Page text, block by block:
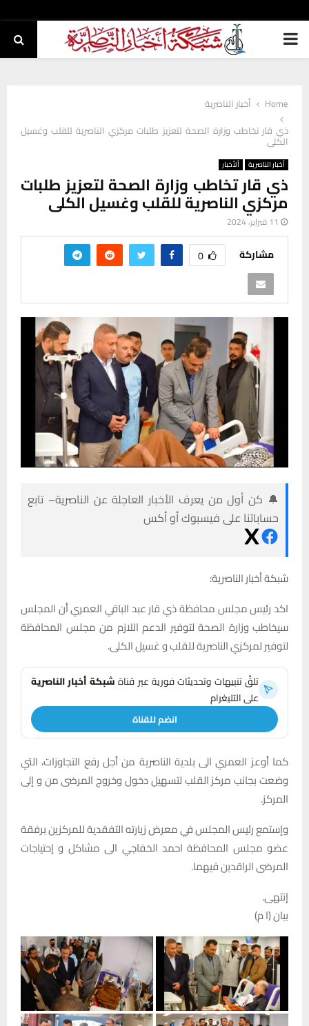
PRIMARY
Home
أخبار الناصرية
ذي قار تخاطب وزارة الصحة لتعزيز طلبات مركزي الناصرية للقلب وغسيل
الكلى
أخبار الناصرية ألأخبار
ذي قار تخاطب وزارة الصحة لتعزيز طلبات
مركزي الناصرية للقلب وغسيل الكلى
11 فبراير، 2024
مشاركة 0
🔔 كن أول من يعرف الأخبار العاجلة عن الناصرية– تابع
حساباتنا على فيسبوك أو أكس
شبكة أخبار الناصرية:
اكد رئيس مجلس محافظة ذي قار عبد الباقي العمري أن المجلس
سيخاطب وزارة الصحة لتوفير الدعم اللازم من مجلس المحافظة
لتوفير لمركزي الناصرية للقلب و غسيل الكلى.
تلقَّ تنبيهات وتحديثات فورية عبر قناةشبكة أخبار الناصرية
على التليغرام
انضم للقناة
كما أوعز العمري الى بلدية الناصرية من أجل رفع التجاوزات، التي
وضعت بجانب مركز القلب لتسهيل دخول وخروج المرضى من و إلى
المركز.
وإستمع رئيس المجلس في معرض زيارته التفقدية للمركزين برفقة
عضو مجلس المحافظة احمد الخفاجي الى مشاكل و إحتياجات
المرضى الراقدين فيهما.
إنتهى.
بيان (ا م)